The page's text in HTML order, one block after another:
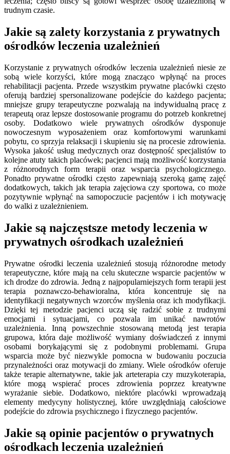
trudnym czasie.
Jakie są zalety korzystania z prywatnych
ośrodków leczenia uzależnień
Korzystanie z prywatnych ośrodków leczenia uzależnień niesie ze
sobą wiele korzyści, które mogą znacząco wpłynąć na proces
rehabilitacji pacjenta. Przede wszystkim prywatne placówki często
oferują bardziej spersonalizowane podejście do każdego pacjenta;
mniejsze grupy terapeutyczne pozwalają na indywidualną pracę z
terapeutą oraz lepsze dostosowanie programu do potrzeb konkretnej
osoby. Dodatkowo wiele prywatnych ośrodków dysponuje
nowoczesnym wyposażeniem oraz komfortowymi warunkami
pobytu, co sprzyja relaksacji i skupieniu się na procesie zdrowienia.
Wysoka jakość usług medycznych oraz dostępność specjalistów to
kolejne atuty takich placówek; pacjenci mają możliwość korzystania
z różnorodnych form terapii oraz wsparcia psychologicznego.
Ponadto prywatne ośrodki często zapewniają szeroką gamę zajęć
dodatkowych, takich jak terapia zajęciowa czy sportowa, co może
pozytywnie wpłynąć na samopoczucie pacjentów i ich motywację
do walki z uzależnieniem.
Jakie są najczęstsze metody leczenia w
prywatnych ośrodkach uzależnień
Prywatne ośrodki leczenia uzależnień stosują różnorodne metody
terapeutyczne, które mają na celu skuteczne wsparcie pacjentów w
ich drodze do zdrowia. Jedną z najpopularniejszych form terapii jest
terapia poznawczo-behawioralna, która koncentruje się na
identyfikacji negatywnych wzorców myślenia oraz ich modyfikacji.
Dzięki tej metodzie pacjenci uczą się radzić sobie z trudnymi
emocjami i sytuacjami, co pozwala im unikać nawrotów
uzależnienia. Inną powszechnie stosowaną metodą jest terapia
grupowa, która daje możliwość wymiany doświadczeń z innymi
osobami borykającymi się z podobnymi problemami. Grupa
wsparcia może być niezwykle pomocna w budowaniu poczucia
przynależności oraz motywacji do zmiany. Wiele ośrodków oferuje
także terapie alternatywne, takie jak arteterapia czy muzykoterapia,
które mogą wspierać proces zdrowienia poprzez kreatywne
wyrażanie siebie. Dodatkowo, niektóre placówki wprowadzają
elementy medycyny holistycznej, które uwzględniają całościowe
podejście do zdrowia psychicznego i fizycznego pacjentów.
Jakie są opinie pacjentów o prywatnych
ośrodkach leczenia uzależnień